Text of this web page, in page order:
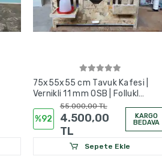
75x55x55 cm Tavuk Kafesi |
Vernikli 11 mm OSB | Folluklu,
Tünekli, Gübre Tavalı
%92
55.000,00 TL
4.500,00
TL
KARGO
BEDAVA
Sepete Ekle